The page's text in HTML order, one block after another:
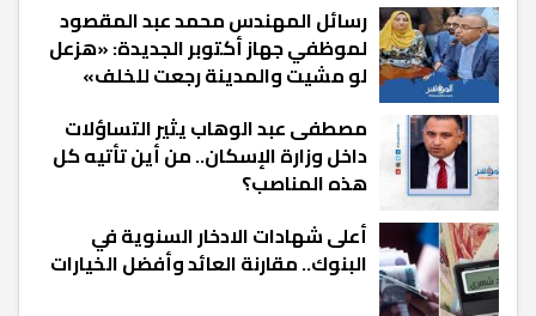
رسائل المهندس محمد عبد المقصود
لموظفي جهاز أكتوبر الجديدة: «هزعل
لو مشيت والمدينة رجعت للخلف»
مصطفى عبد الوهاب يثير التساؤلات
داخل وزارة الإسكان.. من أين تأتيه كل
هذه المناصب؟
أعلى شهادات الادخار السنوية في
البنوك.. مقارنة العائد وأفضل الخيارات